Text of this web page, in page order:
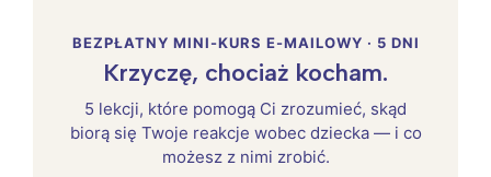
BEZPŁATNY MINI-KURS E-MAILOWY · 5 DNI
Krzyczę, chociaż kocham.
5 lekcji, które pomogą Ci zrozumieć, skąd
biorą się Twoje reakcje wobec dziecka — i co
możesz z nimi zrobić.